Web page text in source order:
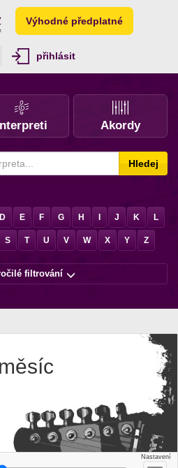
Výhodné předplatné
přihlásit
Akordy
Hledej
D E F G H J K L
S T U V W X Y Z
filtrování